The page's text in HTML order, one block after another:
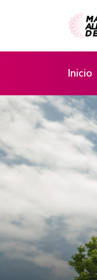
Inicio